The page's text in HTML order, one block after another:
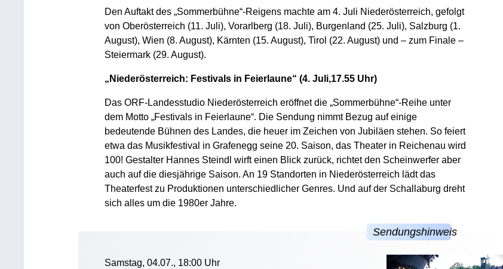
Den Auftakt des „Sommerbühne“-Reigens machte am 4. Juli Niederösterreich, gefolgt
von Oberösterreich (11. Juli), Vorarlberg (18. Juli), Burgenland (25. Juli), Salzburg (1.
August), Wien (8. August), Kärnten (15. August), Tirol (22. August) und – zum Finale –
Steiermark (29. August).
„Niederösterreich: Festivals in Feierlaune“ (4. Juli,17.55 Uhr)
Das ORF-Landesstudio Niederösterreich eröffnet die „Sommerbühne“-Reihe unter
dem Motto „Festivals in Feierlaune“. Die Sendung nimmt Bezug auf einige
bedeutende Bühnen des Landes, die heuer im Zeichen von Jubiläen stehen. So feiert
etwa das Musikfestival in Grafenegg seine 20. Saison, das Theater in Reichenau wird
100! Gestalter Hannes Steindl wirft einen Blick zurück, richtet den Scheinwerfer aber
auch auf die diesjährige Saison. An 19 Standorten in Niederösterreich lädt das
Theaterfest zu Produktionen unterschiedlicher Genres. Und auf der Schallaburg dreht
sich alles um die 1980er Jahre.
Samstag, 04.07., 18:00 Uhr